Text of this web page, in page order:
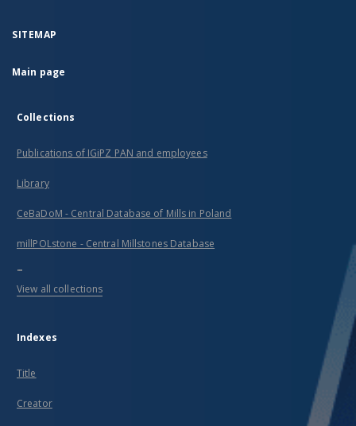
SITEMAP
Main page
Collections
Publications of IGiPZ PAN and employees
Library
CeBaDoM - Central Database of Mills in Poland
millPOLstone - Central Millstones Database
...
View all collections
Indexes
Title
Creator